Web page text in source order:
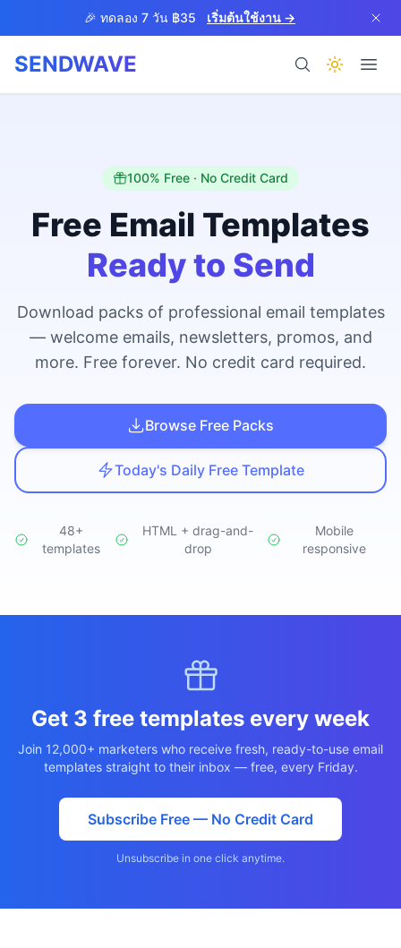
Skip to main content🎉 ทดลอง 7 วัน ฿35 เริ่มต้นใช้งาน →
SENDWAVE
BETA
ช่วยเหลือ
Studio NEW
เข้าสู่ระบบ
100% Free · No Credit Card
Free Email Templates
Ready to Send
Download packs of professional email templates
— welcome emails, newsletters, promos, and
more. Free forever. No credit card required.
Browse Free Packs
Today's Daily Free Template
48+
templates
HTML + drag-and-
drop
Mobile
responsive
Get 3 free templates every week
Join 12,000+ marketers who receive fresh, ready-to-use email
templates straight to their inbox — free, every Friday.
Subscribe Free — No Credit Card
Unsubscribe in one click anytime.